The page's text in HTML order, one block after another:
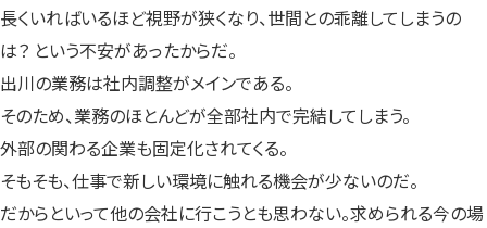
長くいればいるほど視野が狭くなり、世間との乖離してしまうの
は？ という不安があったからだ。
出川の業務は社内調整がメインである。
そのため、業務のほとんどが全部社内で完結してしまう。
外部の関わる企業も固定化されてくる。
そもそも、仕事で新しい環境に触れる機会が少ないのだ。
だからといって他の会社に行こうとも思わない。求められる今の場